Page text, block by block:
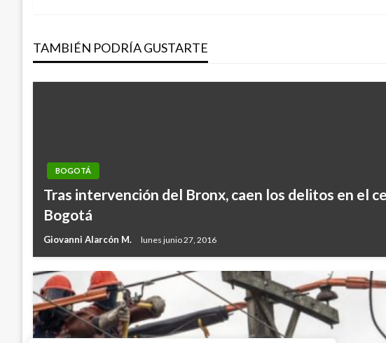
entradas
TAMBIÉN PODRÍA GUSTARTE
BOGOTÁ
Tras intervención del Bronx, caen los delitos en el
Bogotá
Giovanni Alarcón M. lunes junio 27, 2016